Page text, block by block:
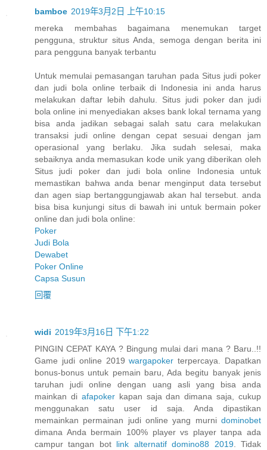
bamboe 2019年3月2日 上午10:15
mereka membahas bagaimana menemukan target
pengguna, struktur situs Anda, semoga dengan berita ini
para pengguna banyak terbantu
Untuk memulai pemasangan taruhan pada Situs judi poker
dan judi bola online terbaik di Indonesia ini anda harus
melakukan daftar lebih dahulu. Situs judi poker dan judi
bola online ini menyediakan akses bank lokal ternama yang
bisa anda jadikan sebagai salah satu cara melakukan
transaksi judi online dengan cepat sesuai dengan jam
operasional yang berlaku. Jika sudah selesai, maka
sebaiknya anda memasukan kode unik yang diberikan oleh
Situs judi poker dan judi bola online Indonesia untuk
memastikan bahwa anda benar menginput data tersebut
dan agen siap bertanggungjawab akan hal tersebut. anda
bisa bisa kunjungi situs di bawah ini untuk bermain poker
online dan judi bola online:
Poker
Judi Bola
Dewabet
Poker Online
Capsa Susun
回覆
widi 2019年3月16日 下午1:22
PINGIN CEPAT KAYA ? Bingung mulai dari mana ? Baru..!!
Game judi online 2019wargapoker terpercaya. Dapatkan
bonus-bonus untuk pemain baru, Ada begitu banyak jenis
taruhan judi online dengan uang asli yang bisa anda
mainkan di afapokerkapan saja dan dimana saja, cukup
menggunakan satu user id saja. Anda dipastikan
memainkan permainan judi online yang murni dominobet
dimana Anda bermain 100% player vs player tanpa ada
campur tangan bot link alternatif domino88 2019. Tidak